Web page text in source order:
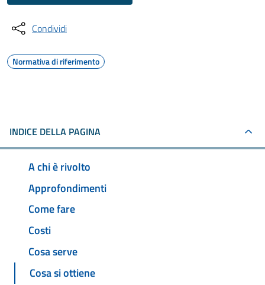
Condividi
Normativa di riferimento
INDICE DELLA PAGINA
A chi è rivolto
Approfondimenti
Come fare
Costi
Cosa serve
Cosa si ottiene